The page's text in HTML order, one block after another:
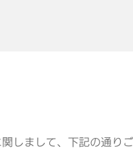
まして、下記の通りご